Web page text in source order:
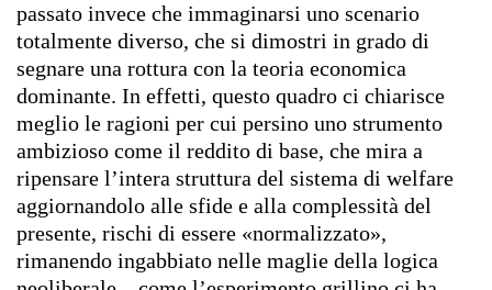
passato invece che immaginarsi uno scenario
totalmente diverso, che si dimostri in grado di
segnare una rottura con la teoria economica
dominante. In effetti, questo quadro ci chiarisce
meglio le ragioni per cui persino uno strumento
ambizioso come il reddito di base, che mira a
ripensare l’intera struttura del sistema di welfare
aggiornandolo alle sfide e alla complessità del
presente, rischi di essere «normalizzato»,
rimanendo ingabbiato nelle maglie della logica